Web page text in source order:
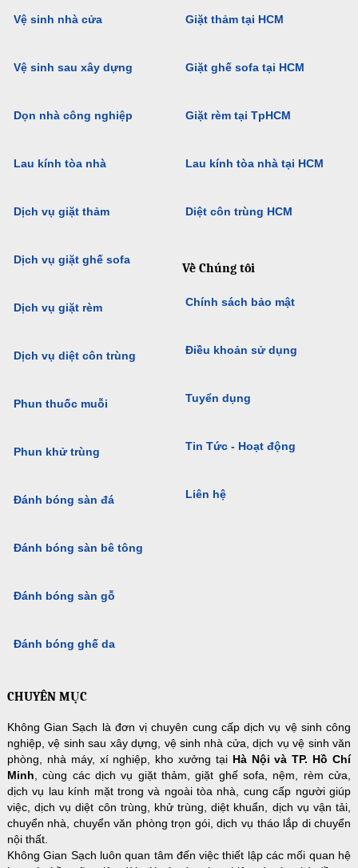
Vệ sinh nhà cửa
Vệ sinh sau xây dựng
Dọn nhà công nghiệp
Lau kính tòa nhà
Dịch vụ giặt thảm
Dịch vụ giặt ghế sofa
Dịch vụ giặt rèm
Dịch vụ diệt côn trùng
Phun thuốc muỗi
Phun khử trùng
Đánh bóng sàn đá
Đánh bóng sàn bê tông
Đánh bóng sàn gỗ
Đánh bóng ghế da
Giặt thảm tại HCM
Giặt ghế sofa tại HCM
Giặt rèm tại TpHCM
Lau kính tòa nhà tại HCM
Diệt côn trùng HCM
Về Chúng tôi
Chính sách bảo mật
Điều khoản sử dụng
Tuyển dụng
Tin Tức - Hoạt động
Liên hệ
CHUYÊN MỤC
Không Gian Sạch là đơn vị chuyên cung cấp dịch vụ vệ sinh công
nghiệp, vệ sinh sau xây dựng, vệ sinh nhà cửa, dịch vụ vệ sinh văn
phòng, nhà máy, xí nghiệp, kho xưởng tại Hà Nội và TP. Hồ Chí
Minh, cùng các dịch vụ giặt thảm, giặt ghế sofa, nệm, rèm cửa,
dịch vụ lau kính mặt trong và ngoài tòa nhà, cung cấp người giúp
việc, dịch vụ diệt côn trùng, khử trùng, diệt khuẩn, dịch vụ vận tải,
chuyển nhà, chuyển văn phòng trọn gói, dịch vụ tháo lắp di chuyển
nội thất.
Không Gian Sạch luôn quan tâm đến việc thiết lập các mối quan hệ